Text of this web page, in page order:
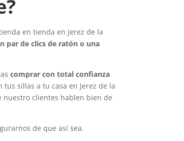
en tienda en Jerez de la
par de clics de ratón o una
comprar con total confianza
sillas a tu casa en Jerez de la
nuestro clientes hablen bien de
de que así sea.